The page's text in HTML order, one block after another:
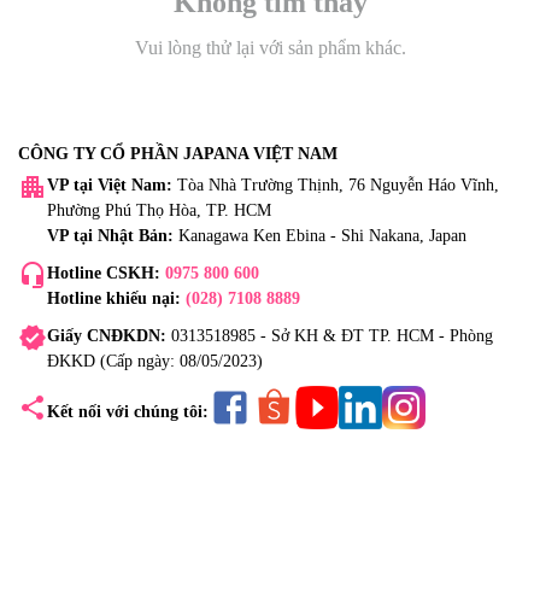
Vui lòng thử lại với sản phẩm khác.
CÔNG TY CỔ PHẦN JAPANA VIỆT NAM
apartment VP tại Việt Nam: Tòa Nhà Trường Thịnh, 76 Nguyễn Háo Vĩnh,
Phường Phú Thọ Hòa, TP. HCM
VP tại Nhật Bản: Kanagawa Ken Ebina - Shi Nakana, Japan
headset_mic Hotline CSKH: 0975 800 600
Hotline khiếu nại: (028) 7108 8889
verifiedGiấy CNĐKDN: 0313518985 - Sở KH & ĐT TP. HCM - Phòng
ĐKKD (Cấp ngày: 08/05/2023)
share Kết nối với chúng tôi: